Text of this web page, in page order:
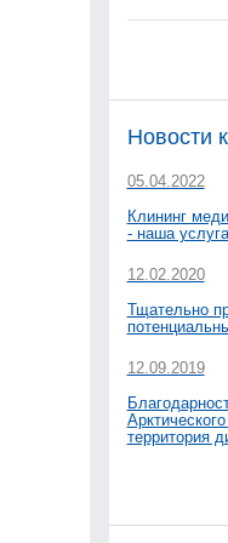
Новости
05.04.2022
Клининг
- наша
12.02.2020
Тщательно
12.09.2019
территория